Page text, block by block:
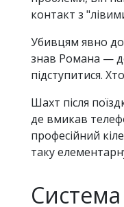
контакт з
Убивцям явно
знав Романа —
підступитися.
Шахт після
де вмикав
професійний
таку